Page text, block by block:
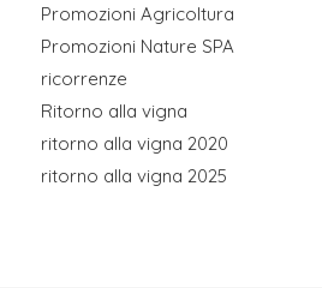
Promozioni Agricoltura
Promozioni Nature SPA
ricorrenze
Ritorno alla vigna
ritorno alla vigna 2020
ritorno alla vigna 2025